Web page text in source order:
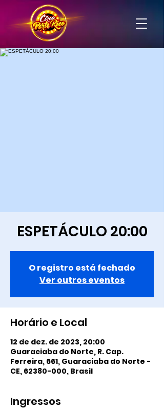
ESPETÁCULO 20:00
O registro está fechado
Ver outros eventos
Horário e Local
12 de dez. de 2023, 20:00
Guaraciaba do Norte, R. Cap.
Ferreira, 661, Guaraciaba do Norte -
CE, 62380-000, Brasil
Ingressos